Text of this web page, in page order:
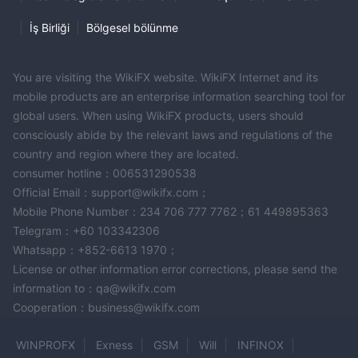
hesaplarıdahil olmak üzere çeşitli finansal çözümlerden
işletmelere destek sağlamak üzere tasarlanmış olup, uluslararası
işlemleri ve döviz riskini yönetmede esneklik ve güvenilirlik
sağlar.
GC Partners ayrıcawhite-label FX ve ödeme çözümleriile
yönlendirme programlarıaracılığıylaortaklıklar
işbirliği ve büyüme fırsatları sunar.
Minimum transfer tutarı ￡200 veya eşdeğerdir
onlarla maksimum transfer tutarı yoktur
Ticaret Platformu
GC Partners'ın ticaret platformu, özel, kurumsal ve yatırım
müşterilerine özel olarak tasarlandığı ve yatırım yapma ve
küresel ödemeler yapma konusunda güvenli ve verimli bir ortam
desteklenen her müşteri, ihtiyaçlarına göre
İş Birliği Bölgesel bölünme
You are visiting the WikiFX website. WikiFX Internet and its
mobile products are an enterprise information searching tool for
global users. When using WikiFX products, users should
consciously abide by the relevant laws and regulations of the
country and region where they are located.
consumer hotline：006531290538
Official Email：support@wikifx.com；
Mobile Phone Number：234 706 777 7762；61 449895363
Telegram：+60 103342306
Whatsapp：+852-6613 1970；
License or other information error corrections, please send the
information to：qa@wikifx.com
Cooperation：business@wikifx.com
WINPROFX Exness GSM Will INFINOX